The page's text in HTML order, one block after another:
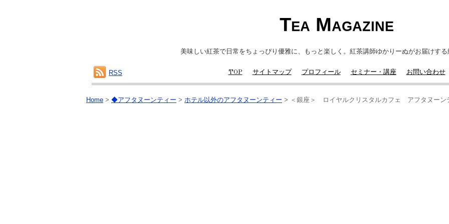
Tea Magazine
美味しい紅茶で日常をちょっぴり優雅に、もっと楽しく。紅茶講師ゆかりーぬがお届けす
TOP サイトマップ プロフィール セミナー・講座 お問い合わせ
RSS
Home > ◆アフタヌーンティー > ホテル以外のアフタヌーンティー > ＜銀座＞ ロイヤルクリスタルカフェ アフタヌーン